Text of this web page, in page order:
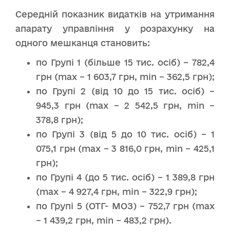
Середній показник видатків на утримання
апарату управління у розрахунку на
одного мешканця становить:
по Групі 1 (більше 15 тис. осіб) – 782,4
грн (max – 1 603,7 грн, min – 362,5 грн);
по Групі 2 (від 10 до 15 тис. осіб) –
945,3 грн (max – 2 542,5 грн, min –
378,8 грн);
по Групі 3 (від 5 до 10 тис. осіб) – 1
075,1 грн (max – 3 816,0 грн, min – 425,1
грн);
по Групі 4 (до 5 тис. осіб) – 1 389,8 грн
(max – 4 927,4 грн, min – 322,9 грн);
по Групі 5 (ОТГ- МОЗ) – 752,7 грн (max
– 1 439,2 грн, min – 483,2 грн).